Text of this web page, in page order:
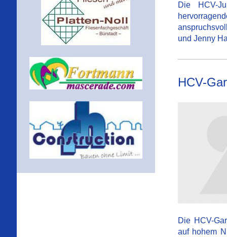
Die HCV-
und Jenny
HCV-
Die HCV-
auf hohem